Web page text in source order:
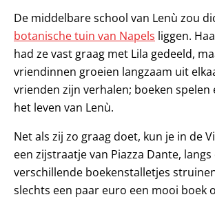
De middelbare school van Lenù zou
botanische tuin van Napels liggen.
had ze vast graag met Lila gedeeld,
vriendinnen groeien langzaam uit
vrienden zijn verhalen; boeken
het leven van Lenù.
Net als zij zo graag doet, kun je in de
een zijstraatje van Piazza Dante, langs
verschillende boekenstalletjes
slechts een paar euro een mooi boek